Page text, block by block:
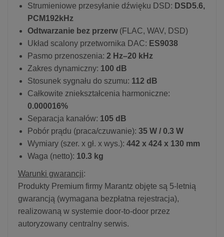
Strumieniowe przesyłanie dźwięku DSD: DSD5.6,
PCM192kHz
Odtwarzanie bez przerw(FLAC, WAV, DSD)
Układ scalony przetwornika DAC: ES9038
Pasmo przenoszenia: 2 Hz–20 kHz
Zakres dynamiczny: 100 dB
Stosunek sygnału do szumu: 112 dB
Całkowite zniekształcenia harmoniczne:
0.000016%
Separacja kanałów: 105 dB
Pobór prądu (praca/czuwanie): 35 W / 0.3 W
Wymiary (szer. x gł. x wys.): 442 x 424 x 130 mm
Waga (netto): 10.3 kg
Warunki gwarancji:
Produkty Premium firmy Marantz objęte są 5-letnią
gwarancją (wymagana bezpłatna rejestracja),
realizowaną w systemie door-to-door przez
autoryzowany centralny serwis.